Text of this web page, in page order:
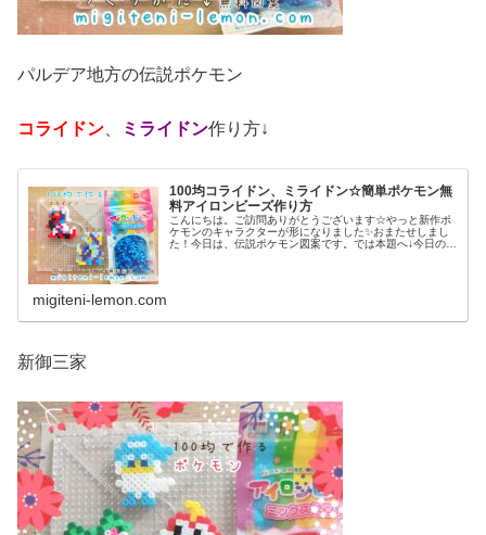
パルデア地方の伝説ポケモン
コライドン ミライドン作り方↓
100均コライドン、ミライドン☆簡単ポケモン無
料アイロンビーズ作り方
こんにちは。ご訪問ありがとうございます☆やっと新作ポ
ケモンのキャラクターが形になりました✨おまたせしまし
た！今日は、伝説ポケモン図案です。では本題へ↓今日の作
migiteni-lemon.com
新御三家